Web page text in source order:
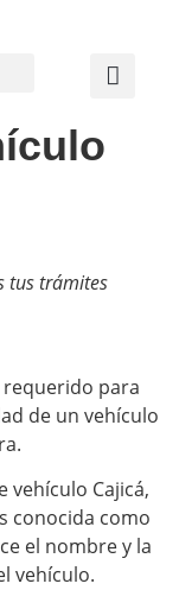
tus trámites
requerido para
de un vehículo
vehículo Cajicá,
conocida como
el nombre y la
vehículo.